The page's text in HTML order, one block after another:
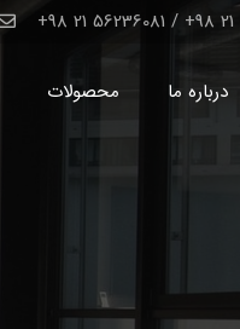
درباره ما محصولات